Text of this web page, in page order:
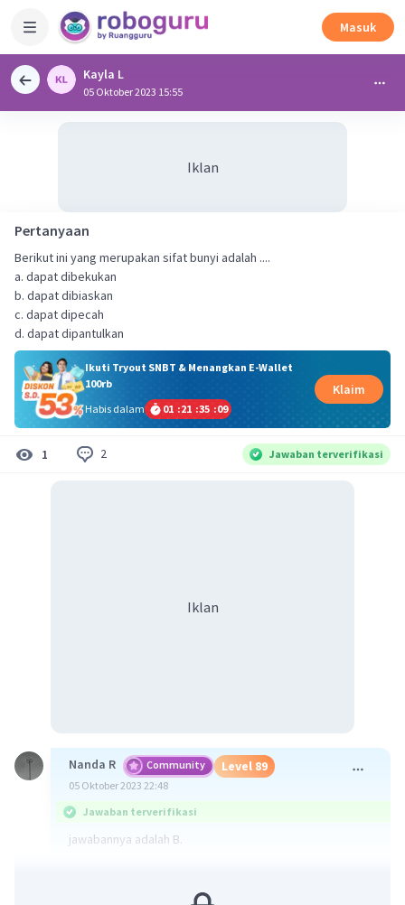
Masuk
Kayla L
05 Oktober 2023 15:55
Iklan
Pertanyaan
Berikut ini yang merupakan sifat bunyi adalah ....
a. dapat dibekukan
b. dapat dibiaskan
c. dapat dipecah
d. dapat dipantulkan
Ikuti Tryout SNBT & Menangkan E-Wallet
100rb
Habis dalam
01 :21 :35 :08
Klaim
1 2 Jawaban terverifikasi
Iklan
Nanda R Community Level 89
05 Oktober 2023 22:48
Jawaban terverifikasi
jawabannya adalah B.
1. Bunyi dapat merambat melalui zat cair, gas, dan padat